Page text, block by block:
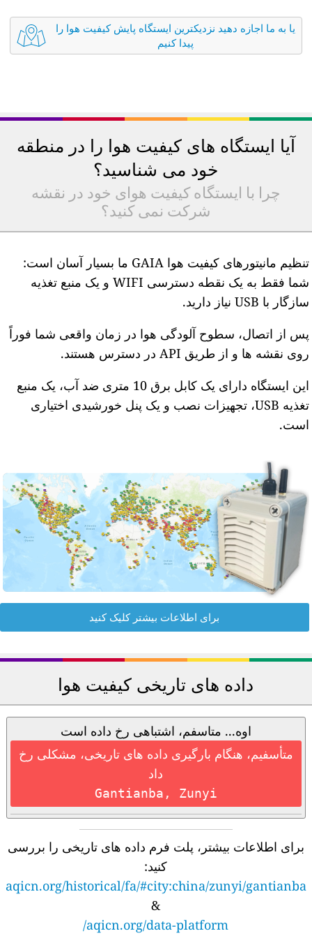
یا به ما اجازه دهید نزدیکترین ایستگاه پایش کیفیت هوا را
پیدا کنیم
آیا ایستگاه های کیفیت هوا را در منطقه
خود می شناسید؟
چرا با ایستگاه کیفیت هوای خود در نقشه
شرکت نمی کنید؟
تنظیم مانیتورهای کیفیت هوا GAIA ما بسیار آسان است:
شما فقط به یک نقطه دسترسی WIFI و یک منبع تغذیه
سازگار با USB نیاز دارید.
پس از اتصال، سطوح آلودگی هوا در زمان واقعی شما فوراً
روی نقشه ها و از طریق API در دسترس هستند.
این ایستگاه دارای یک کابل برق 10 متری ضد آب، یک منبع
تغذیه USB، تجهیزات نصب و یک پنل خورشیدی اختیاری
است.
برای اطلاعات بیشتر کلیک کنید
داده های تاریخی کیفیت هوا
اوه... متاسفم، اشتباهی رخ داده است
متأسفیم، هنگام بارگیری داده های تاریخی، مشکلی رخ
داد
Gantianba, Zunyi
برای اطلاعات بیشتر، پلت فرم داده های تاریخی را بررسی
کنید:
aqicn.org/historical/fa/#city:china/zunyi/gantianba
&
aqicn.org/data-platform/